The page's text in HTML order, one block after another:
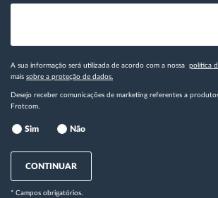
A sua informação será utilizada de acordo com a nossa política
mais sobre a proteção de dados.
Desejo receber comunicações de marketing referentes a
Frotcom.
Sim Não
CONTINUAR
* Campos obrigatórios.